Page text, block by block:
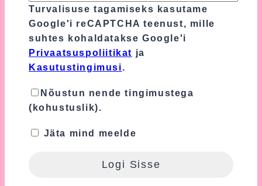
Tooteülevaateid veel ei ole.
Ole esimene, kes hindab toodet “Münt
Lutikett Ja Närimislelu”
Sinu e-postiaadressi ei avaldata.
Sinu hinnang*
Turvalisuse tagamiseks kasutame
Google'i reCAPTCHA teenust, mille
suhtes kohaldatakse Google'i
Privaatsuspoliitikat ja
Kasutustingimusi.
Nõustun nende tingimustega
(kohustuslik).
Jäta mind meelde